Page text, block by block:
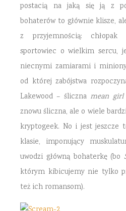
postacią na jaką się ją z
bohaterów to głównie klisze,
z przyjemnością:
sportowiec o wielkim sercu,
niecnymi zamiarami i
od której zabójstwa
Lakewood – śliczna mean girl
znowu śliczna, ale o wiele
kryptogeek. No i jest jeszcze
klasie, imponujący
uwodzi główną bohaterkę (bo
którym kibicujemy nie tylko
też ich romansom).